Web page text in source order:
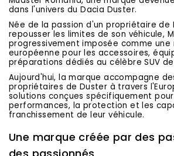
dans l'univers du Dacia Duster.
Née de la passion d'un propriétaire de
repousser les limites de son véhicule,
progressivement imposée comme une
européenne pour les accessoires,
préparations dédiés au célèbre SUV
Aujourd'hui, la marque accompagne
propriétaires de Duster à travers
solutions conçues spécifiquement
performances, la protection et les
franchissement de leur véhicule.
Une marque créée par des